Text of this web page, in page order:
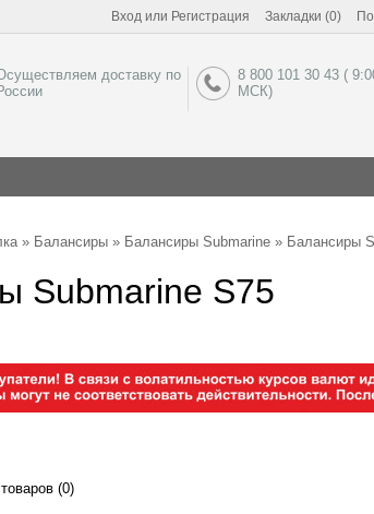
Вход или Регистрация Закладки (0)
доставку по
8 800 101 30 43 (
МСК)
» Балансиры » Балансиры Submarine » Балансиры
Submarine S75
(0)